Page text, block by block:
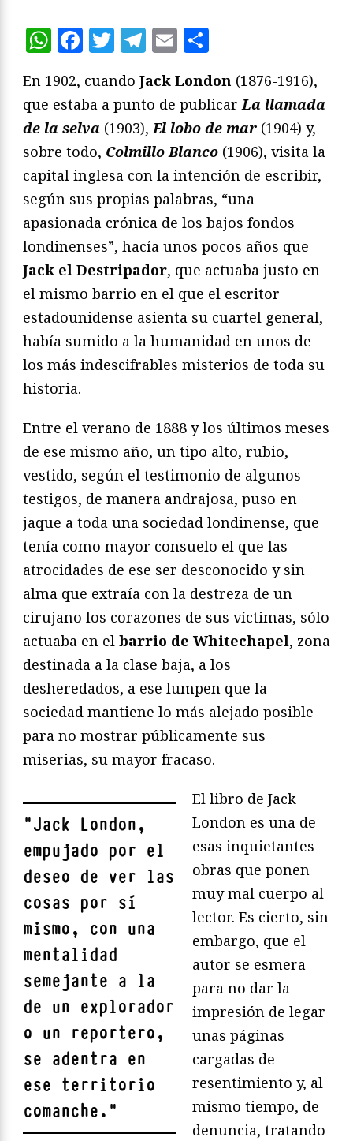
WhatsApp
Facebook
Twitter
Telegram
Email
En 1902, cuando Jack London (1876-1916),
que estaba a punto de publicarLa llamada
de la selva (1903),El lobo de mar (1904) y,
sobre todo, Colmillo Blanco (1906), visita la
capital inglesa con la intención de escribir,
según sus propias palabras, “una
apasionada crónica de los bajos fondos
londinenses”, hacía unos pocos años que
Jack el Destripador, que actuaba justo en
el mismo barrio en el que el escritor
estadounidense asienta su cuartel general,
había sumido a la humanidad en unos de
los más indescifrables misterios de toda su
historia.
Entre el verano de 1888 y los últimos meses
de ese mismo año, un tipo alto, rubio,
vestido, según el testimonio de algunos
testigos, de manera andrajosa, puso en
jaque a toda una sociedad londinense, que
tenía como mayor consuelo el que las
atrocidades de ese ser desconocido y sin
alma que extraía con la destreza de un
cirujano los corazones de sus víctimas, sólo
actuaba en el barrio de Whitechapel, zona
destinada a la clase baja, a los
desheredados, a ese lumpen que la
sociedad mantiene lo más alejado posible
para no mostrar públicamente sus
miserias, su mayor fracaso.
"Jack London,
empujado por el
deseo de ver las
cosas por sí
mismo, con una
mentalidad
semejante a la
de un explorador
o un reportero,
se adentra en
ese territorio
comanche. "
El libro de Jack
London es una de
esas inquietantes
obras que ponen
muy mal cuerpo al
lector. Es cierto, sin
embargo, que el
autor se esmera
para no dar la
impresión de legar
unas páginas
cargadas de
resentimiento y, al
mismo tiempo, de
denuncia, tratando